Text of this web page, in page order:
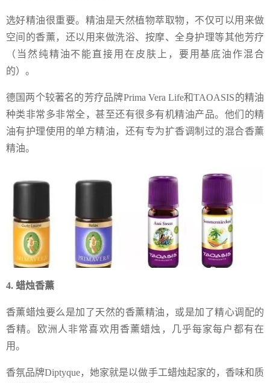
选好精油很重要。精油是天然植物萃取物，不仅可以用来做
空间的香薰，还以用来做洗浴、按摩、全身护理等其他芳疗
（当然纯精油不能直接用在皮肤上，要用基底油作混合
的）。
德国两个较著名的芳疗品牌Prima Vera Life和TAOASIS的精油
种类非常多非常全，甚至还有很多有机精油产品。他们的精
油有护理使用的单方精油，还有专为扩香调制过的混合香薰
精油。
4. 蜡烛香薰
香薰蜡烛要么是加了天然的香薰精油，或是加了精心调配的
香精。欧洲人非常喜欢用香薰蜡烛，几乎每家每户都有在
用。
香氛品牌Diptyque，她家就是以做手工蜡烛起家的，香味和质